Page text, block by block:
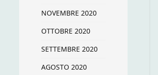
NOVEMBRE 2020
OTTOBRE 2020
SETTEMBRE 2020
AGOSTO 2020